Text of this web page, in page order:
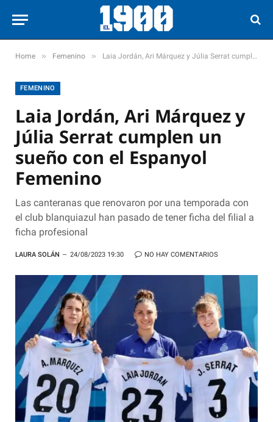
Home » Femenino » Laia Jordán, Ari Márquez y Júlia Serrat cumplen un sueño con el Espanyol Femenino
FEMENINO
Laia Jordán, Ari Márquez y
Júlia Serrat cumplen un
sueño con el Espanyol
Femenino
Las canteranas que renovaron por una temporada con
el club blanquiazul han pasado de tener ficha del filial a
ficha profesional
LAURA SOLÁN 24/08/2023 19:30 NO HAY COMENTARIOS